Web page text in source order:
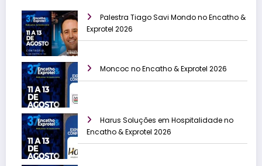
Palestra Tiago Savi Mondo no Encatho &
Exprotel 2026
Moncoc no Encatho & Exprotel 2026
Harus Soluções em Hospitalidade no
Encatho & Exprotel 2026